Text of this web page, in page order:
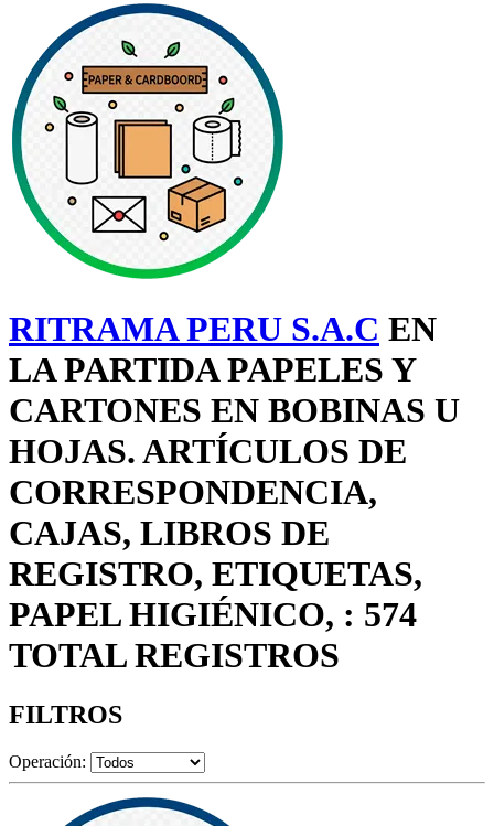
RITRAMA PERU S.A.C EN
LA PARTIDA PAPELES Y
CARTONES EN BOBINAS U
HOJAS. ARTÍCULOS DE
CORRESPONDENCIA,
CAJAS, LIBROS DE
REGISTRO, ETIQUETAS,
PAPEL HIGIÉNICO, : 574
TOTAL REGISTROS
FILTROS
Operación: